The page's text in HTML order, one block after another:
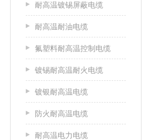
耐高温镀锡屏蔽电缆
耐高温耐油电缆
氟塑料耐高温控制电缆
镀锡耐高温耐火电缆
镀银耐高温电缆
防火耐高温电缆
耐高温电力电缆